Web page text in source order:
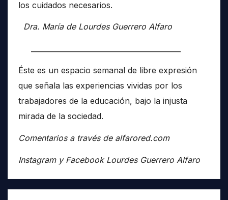
los cuidados necesarios.
Dra. María de Lourdes Guerrero Alfaro
Éste es un espacio semanal de libre expresión
que señala las experiencias vividas por los
trabajadores de la educación, bajo la injusta
mirada de la sociedad.
Comentarios a través de alfarored.com
Instagram y Facebook Lourdes Guerrero Alfaro